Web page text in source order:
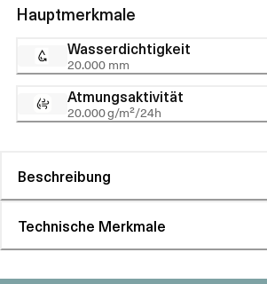
Hauptmerkmale
Wasserdichtigkeit
20.000 mm
Atmungsaktivität
20.000 g/m²/24h
Beschreibung
Technische Merkmale